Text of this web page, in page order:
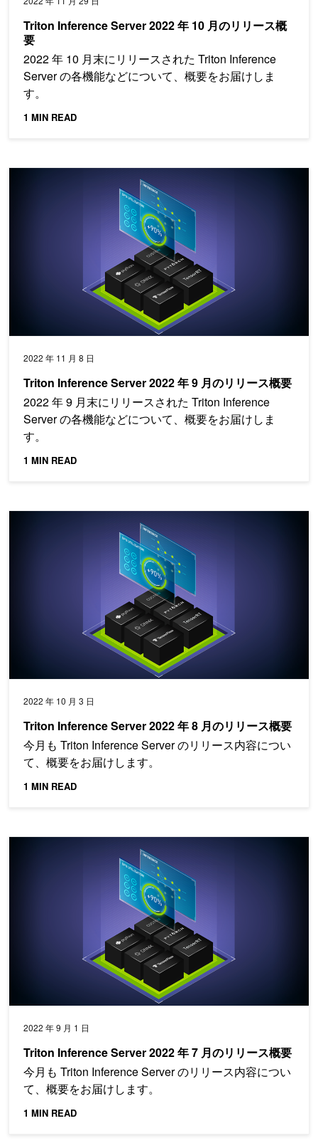
Triton Inference Server 2022 年 10 月のリリース概
要
2022 年 10 月末にリリースされた Triton Inference
Server の各機能などについて、概要をお届けしま
す。
1 MIN READ
2022 年 11 月 8 日
Triton Inference Server 2022 年 9 月のリリース概要
2022 年 9 月末にリリースされた Triton Inference
Server の各機能などについて、概要をお届けしま
す。
1 MIN READ
Triton Inference Server 2022 年 9 月のリリース概要
2022 年 10 月 3 日
Triton Inference Server 2022 年 8 月のリリース概要
今月も Triton Inference Server のリリース内容につい
て、概要をお届けします。
1 MIN READ
2022 年 9 月 1 日
Triton Inference Server 2022 年 7 月のリリース概要
今月も Triton Inference Server のリリース内容につい
て、概要をお届けします。
1 MIN READ